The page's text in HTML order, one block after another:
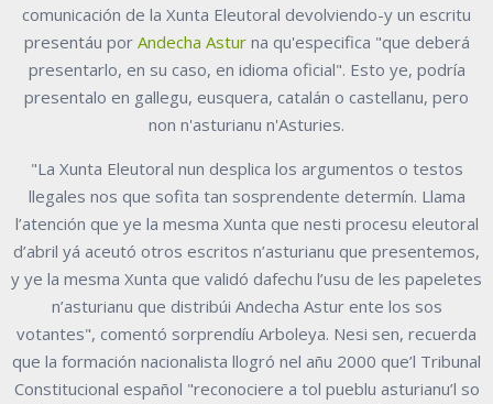
comunicación de la Xunta Eleutoral devolviendo-y un escritu
presentáu por Andecha Asturna qu'especifica "que deberá
presentarlo, en su caso, en idioma oficial". Esto ye, podría
presentalo en gallegu, eusquera, catalán o castellanu, pero
non n'asturianu n'Asturies.
"La Xunta Eleutoral nun desplica los argumentos o testos
llegales nos que sofita tan sosprendente determín. Llama
l’atención que ye la mesma Xunta que nesti procesu eleutoral
d’abril yá aceutó otros escritos n’asturianu que presentemos,
y ye la mesma Xunta que validó dafechu l’usu de les papeletes
n’asturianu que distribúi Andecha Astur ente los sos
votantes", comentó sorprendíu Arboleya. Nesi sen, recuerda
que la formación nacionalista llogró nel añu 2000 que’l Tribunal
Constitucional español "reconociere a tol pueblu asturianu’l so